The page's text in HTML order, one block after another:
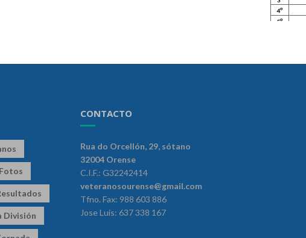
Fotos
División
CONTACTO
Rua do Orcellón, 29, sótano
32004 Orense
C.I.F.: G32242414
veteranosourense@gmail.com
Tfno. Fax: 988 603 886
Jose Luis: 637 338 167